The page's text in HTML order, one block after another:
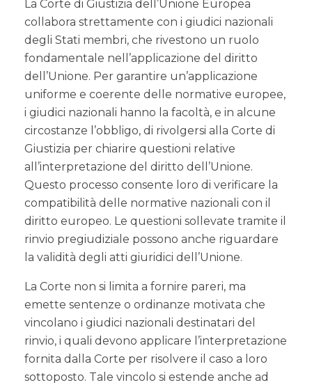
La Corte di Giustizia dell’Unione Europea
collabora strettamente con i giudici nazionali
degli Stati membri, che rivestono un ruolo
fondamentale nell’applicazione del diritto
dell’Unione. Per garantire un’applicazione
uniforme e coerente delle normative europee,
i giudici nazionali hanno la facoltà, e in alcune
circostanze l’obbligo, di rivolgersi alla Corte di
Giustizia per chiarire questioni relative
all’interpretazione del diritto dell’Unione.
Questo processo consente loro di verificare la
compatibilità delle normative nazionali con il
diritto europeo. Le questioni sollevate tramite il
rinvio pregiudiziale possono anche riguardare
la validità degli atti giuridici dell’Unione.
La Corte non si limita a fornire pareri, ma
emette sentenze o ordinanze motivata che
vincolano i giudici nazionali destinatari del
rinvio, i quali devono applicare l’interpretazione
fornita dalla Corte per risolvere il caso a loro
sottoposto. Tale vincolo si estende anche ad